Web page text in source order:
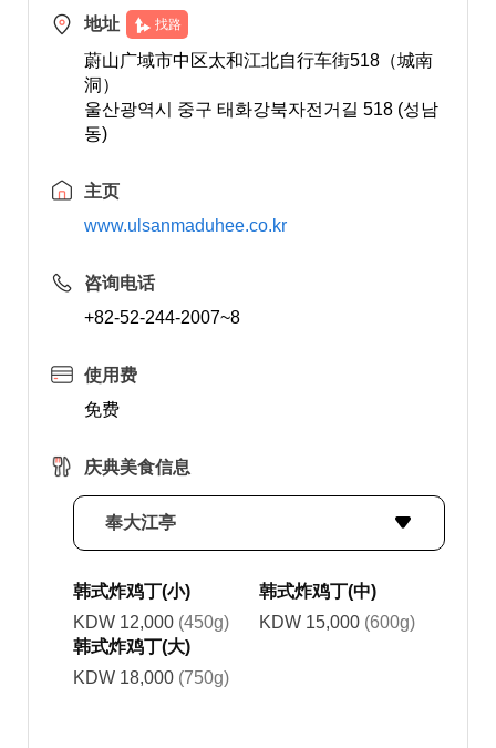
地址 找路
蔚山广域市中区太和江北自行车街518（城南
洞）
울산광역시 중구 태화강북자전거길 518 (성남
동)
主页
www.ulsanmaduhee.co.kr
咨询电话
+82-52-244-2007~8
使用费
免费
庆典美食信息
奉大江亭
韩式炸鸡丁(小)
KDW 12,000 (450g)
韩式炸鸡丁(中)
KDW 15,000 (600g)
韩式炸鸡丁(大)
KDW 18,000 (750g)